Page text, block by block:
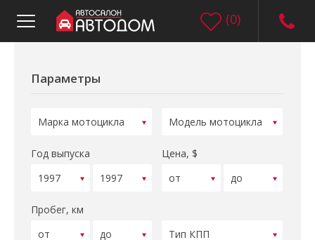
(0)
Параметры
Год выпуска Цена, $
Пробег, км